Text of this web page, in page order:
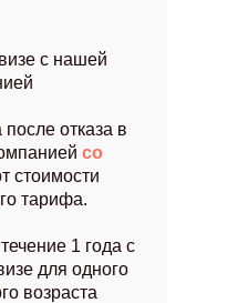
с нашей
отказа в
со
стоимости
тарифа.
1 года с
для одного
возраста